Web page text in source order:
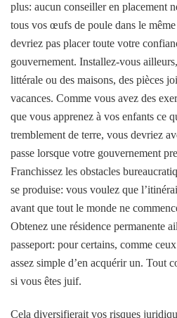
plus: aucun conseiller en placement
tous vos œufs de poule dans le
devriez pas placer toute votre
gouvernement. Installez-vous
littérale ou des maisons, des pièces
vacances. Comme vous avez des
que vous apprenez à vos enfants ce
tremblement de terre, vous devriez
passe lorsque votre gouvernement
Franchissez les obstacles
se produise: vous voulez que
avant que tout le monde ne
Obtenez une résidence permanente
passeport: pour certains, comme
assez simple d’en acquérir un. Tout
si vous êtes juif.
Cela diversifierait vos risques